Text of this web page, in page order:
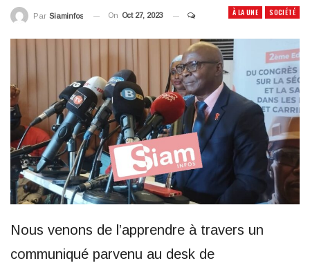
À LA UNE SOCIÉTÉ
Par Siaminfos On Oct 27, 2023
Nous venons de l’apprendre à travers un
communiqué parvenu au desk de